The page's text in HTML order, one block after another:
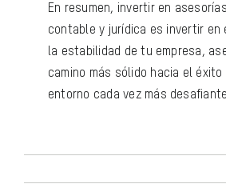
En resumen, invertir en
contable y jurídica es invertir en
la estabilidad de tu empresa,
camino más sólido hacia el éxito
entorno cada vez más